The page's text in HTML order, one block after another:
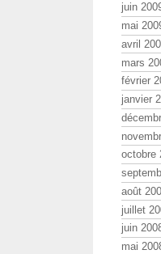
juin
mai
avril
mars
février
janvier
octobre
août
juillet
juin
mai